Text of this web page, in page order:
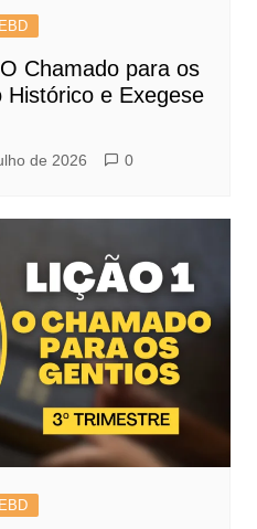
Chamado para os
e Exegese
de 2026 0